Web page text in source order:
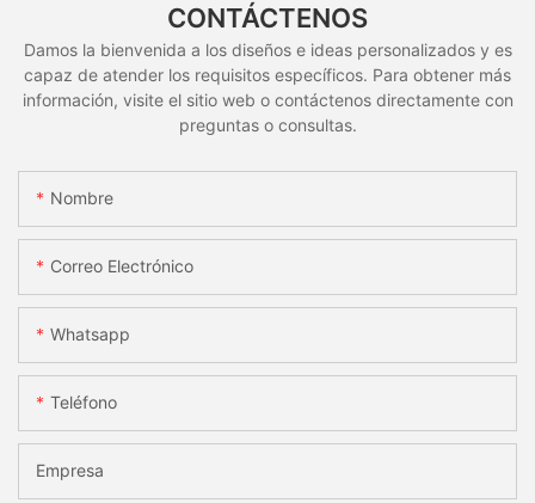
CONTÁCTENOS
Damos la bienvenida a los diseños e ideas personalizados y es
capaz de atender los requisitos específicos. Para obtener más
información, visite el sitio web o contáctenos directamente con
preguntas o consultas.
Nombre
Correo Electrónico
Whatsapp
Teléfono
Empresa